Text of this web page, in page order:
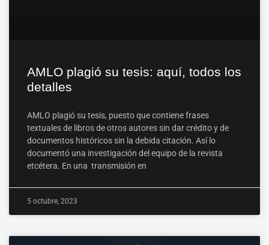
AMLO plagió su tesis: aquí, todos los
detalles
AMLO plagió su tesis, puesto que contiene frases
textuales de libros de otros autores sin dar crédito y de
documentos históricos sin la debida citación. Así lo
documentó una investigación del equipo de la revista
etcétera. En una transmisión en
5 octubre, 2023